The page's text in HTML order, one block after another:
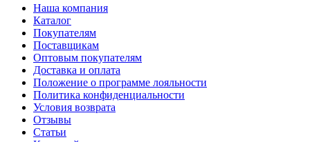
Наша компания
Каталог
Покупателям
Поставщикам
Оптовым покупателям
Доставка и оплата
Положение о программе лояльности
Политика конфиденциальности
Условия возврата
Отзывы
Статьи